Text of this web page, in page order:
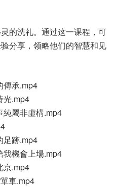
的洗礼。通过这一课程，可
分享，领略他们的智慧和见
傳承.mp4
光.mp4
純屬非虛構.mp4
足跡.mp4
我機會上場.mp4
京.mp4
車.mp4